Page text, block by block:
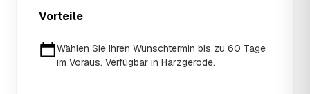
Vorteile
Wählen Sie Ihren Wunschtermin bis zu 60 Tage
im Voraus. Verfügbar in Harzgerode.